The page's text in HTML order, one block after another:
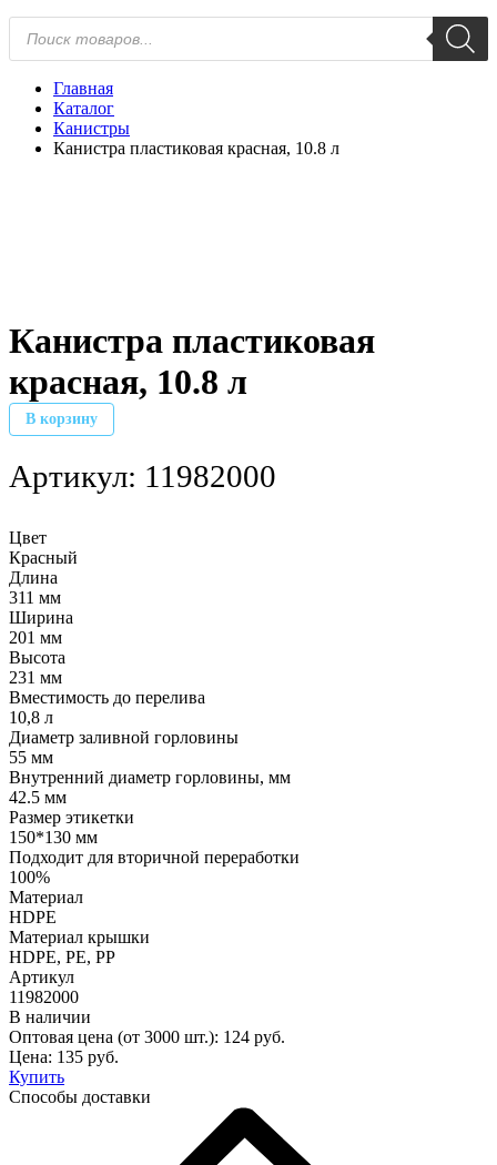
Поиск
товаров
Главная
Каталог
Канистры
Канистра пластиковая красная, 10.8 л
Канистра пластиковая
красная, 10.8 л
В корзину
Артикул: 11982000
Цвет
Красный
Длина
311 мм
Ширина
201 мм
Высота
231 мм
Вместимость до перелива
10,8 л
Диаметр заливной горловины
55 мм
Внутренний диаметр горловины, мм
42.5 мм
Размер этикетки
150*130 мм
Подходит для вторичной переработки
100%
Материал
HDPE
Материал крышки
HDPE, РE, РР
Артикул
11982000
В наличии
Оптовая цена (от 3000 шт.): 124 руб.
Цена: 135 руб.
Купить
Способы доставки